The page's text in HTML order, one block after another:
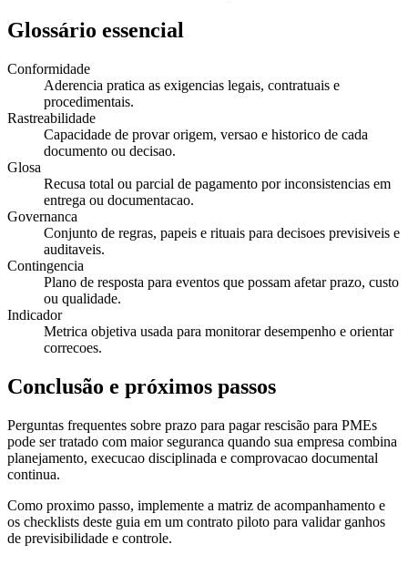
Glossário essencial
Conformidade
Aderencia pratica as exigencias legais, contratuais e
procedimentais.
Rastreabilidade
Capacidade de provar origem, versao e historico de cada
documento ou decisao.
Glosa
Recusa total ou parcial de pagamento por inconsistencias em
entrega ou documentacao.
Governanca
Conjunto de regras, papeis e rituais para decisoes previsiveis e
auditaveis.
Contingencia
Plano de resposta para eventos que possam afetar prazo, custo
ou qualidade.
Indicador
Metrica objetiva usada para monitorar desempenho e orientar
correcoes.
Conclusão e próximos passos
Perguntas frequentes sobre prazo para pagar rescisão para PMEs
pode ser tratado com maior seguranca quando sua empresa combina
planejamento, execucao disciplinada e comprovacao documental
continua.
Como proximo passo, implemente a matriz de acompanhamento e
os checklists deste guia em um contrato piloto para validar ganhos
de previsibilidade e controle.